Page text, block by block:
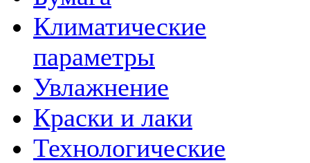
Климатические
параметры
Увлажнение
Краски и лаки
Технологические